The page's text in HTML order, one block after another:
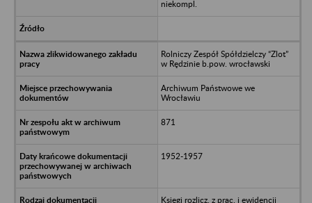
niekompl.
Rolniczy Zespół Spółdzielczy “Zlot”
w Rędzinie b.pow. wrocławski
Archiwum Państwowe we
Wrocławiu
871
1952-1957
Księgi rozlicz. z prac. i ewidencji